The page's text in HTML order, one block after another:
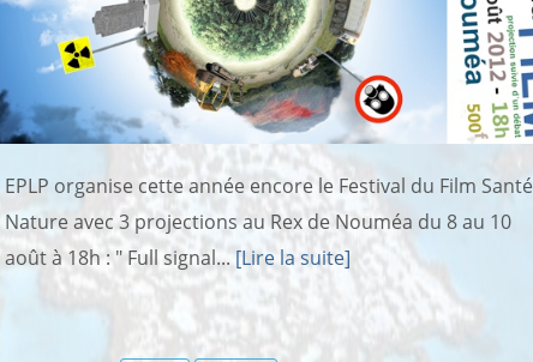
EPLP organise cette année encore le Festival du Film Santé
Nature avec 3 projections au Rex de Nouméa du 8 au 10
août à 18h : " Full signal... [Lire la suite]